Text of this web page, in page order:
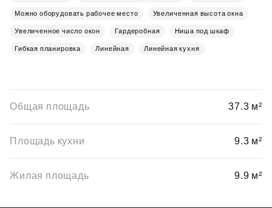
Можно оборудовать рабочее место Увеличенная высота окна
Увеличенное число окон Гардеробная Ниша под шкаф
Гибкая планировка Линейная Линейная кухня
Общая площадь 37.3 м²
Площадь кухни 9.3 м²
Жилая площадь 9.9 м²